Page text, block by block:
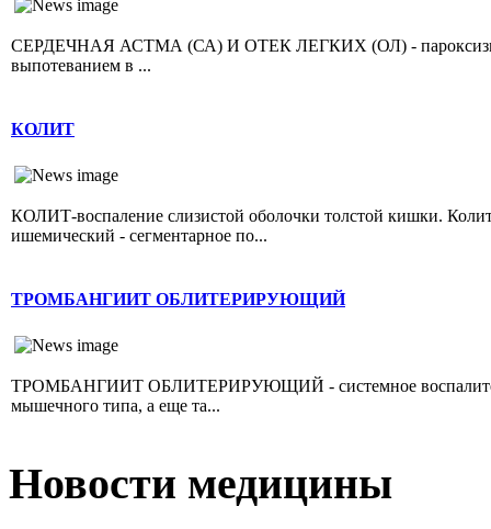
СЕРДЕЧНАЯ АСТМА (СА) И ОТЕК ЛЕГКИХ (ОЛ) -
выпотеванием в ...
КОЛИТ
КОЛИТ-воспаление слизистой оболочки толстой кишки.
ишемический - сегментарное по...
ТРОМБАНГИИТ ОБЛИТЕРИРУЮЩИЙ
ТРОМБАНГИИТ ОБЛИТЕРИРУЮЩИЙ - системное
мышечного типа, а еще та...
Новости медицины